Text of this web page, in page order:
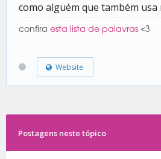
como alguém que também
confira esta lista de palavras <3
Website
Postagens neste tópico